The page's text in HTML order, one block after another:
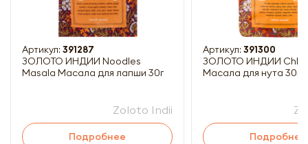
Артикул: 391287
ЗОЛОТО ИНДИИ Noodles
Masala Масала для лапши 30г
Zoloto Indii
Подробнее
Артикул: 391300
ЗОЛОТО ИНДИИ Chhole Masala
Масала для нута 30г
Подробнее